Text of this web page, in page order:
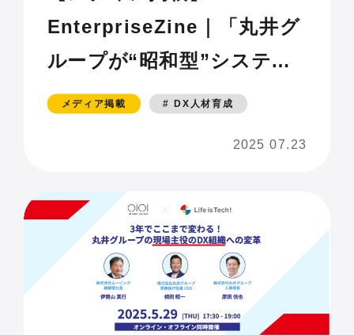
EnterpriseZine｜「丸井グ
ループが“昭和型”システム
開発風土を変革した3年の歩
メディア掲載 # DX人材育成
2025 07.23